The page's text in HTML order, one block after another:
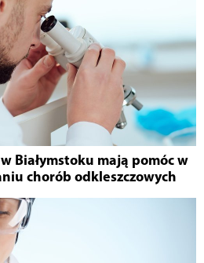
Białymstoku mają pomóc w
chorób odkleszczowych